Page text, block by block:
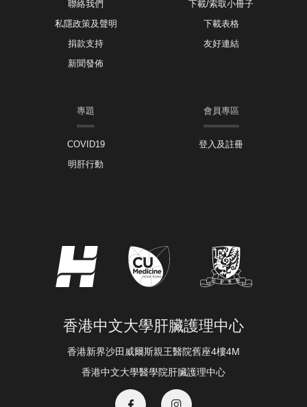
聯絡我們
私隱政策及聲明
捐款支持
新聞發佈
下載/索取小冊子
下載表格
友好連結
專題
COVID19
明肝行動
會員專區
登入及註冊
香港中文大學肝臟護理中心
香港新界沙田威爾斯親王醫院舊座4樓4M
香港中文大學醫學院肝臟護理中心